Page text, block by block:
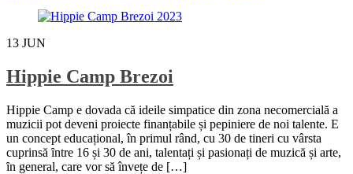
13 JUN
Hippie Camp Brezoi
Hippie Camp e dovada că ideile simpatice din zona necomercială a
muzicii pot deveni proiecte finanțabile și pepiniere de noi talente. E
un concept educațional, în primul rând, cu 30 de tineri cu vârsta
cuprinsă ȋntre 16 și 30 de ani, talentați și pasionați de muzică și arte,
ȋn general, care vor să învețe de […]